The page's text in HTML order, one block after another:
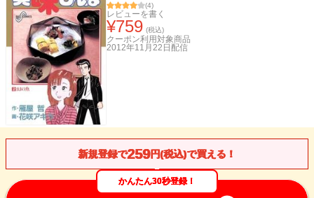
(4)
レビューを書く
¥759 (税込)
クーポン利用対象商品
2012年11月22日 配信
新規登録で259円(税込)で買える！
かんたん30秒登録！